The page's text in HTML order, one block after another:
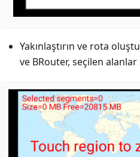
Yakınlaştırın ve rota
ve BRouter, seçilen alanlar